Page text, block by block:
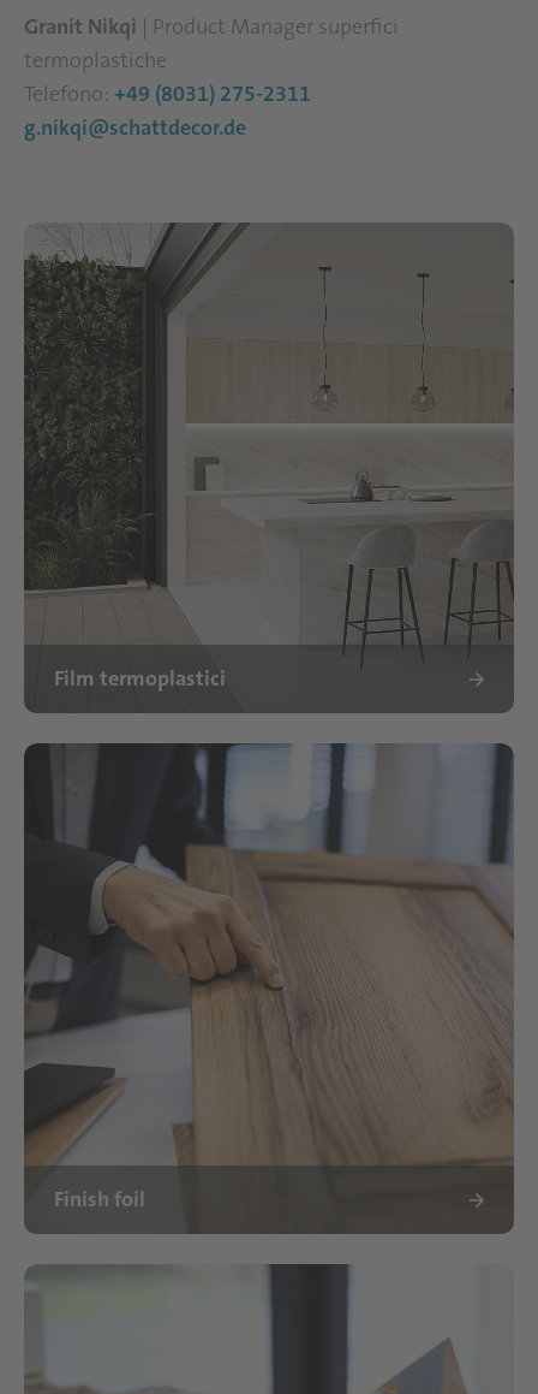
Granit Nikqi | Product Manager superfici
termoplastiche
Telefono: +49 (8031) 275-2311
g.nikqi@schattdecor.de
Film termoplastici
Finish foil